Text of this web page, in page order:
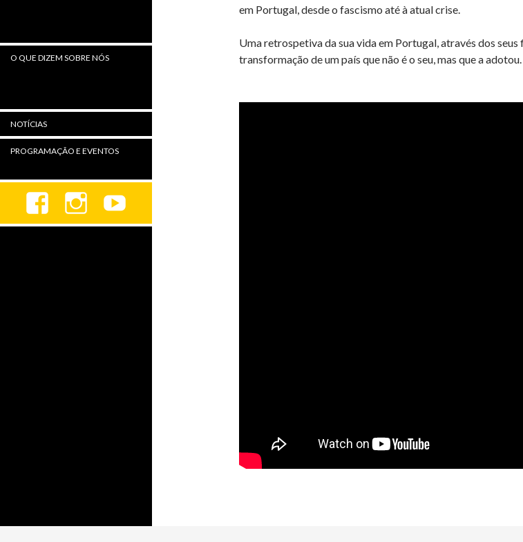
em Portugal, desde o fascismo até à atual crise.
Uma retrospetiva da sua vida em Portugal, através dos
transformação de um país que não é o seu, mas que a adotou.
O QUE DIZEM SOBRE NÓS
NOTÍCIAS
PROGRAMAÇÃO E EVENTOS